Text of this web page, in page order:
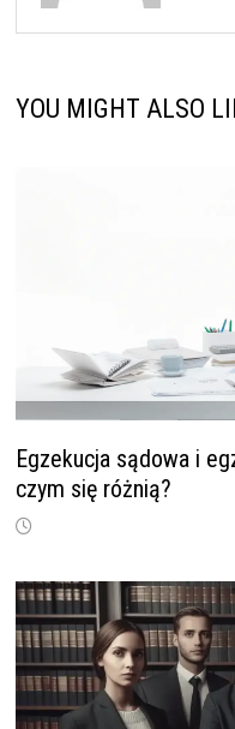
YOU MIGHT ALSO
Egzekucja sądowa i
czym się różnią?